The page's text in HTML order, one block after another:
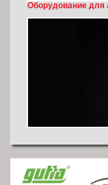
Оборудование для